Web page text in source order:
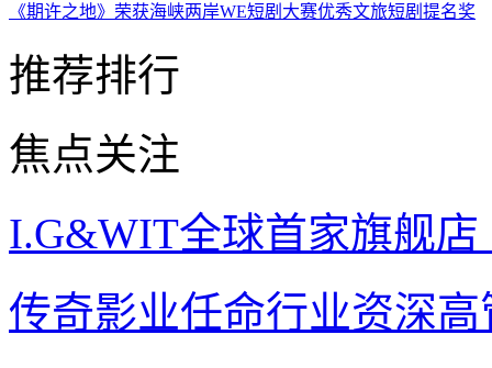
《期许之地》荣获海峡两岸WE短剧大赛优秀文旅短剧提名奖
推荐排行
焦点关注
I.G&WIT全球首家旗舰
传奇影业任命行业资深